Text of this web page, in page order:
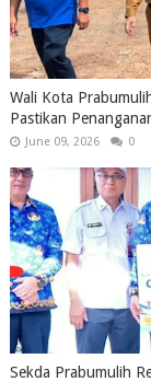
Wali Kota
Pastikan
June 09, 2026 0
Sekda Prabumulih